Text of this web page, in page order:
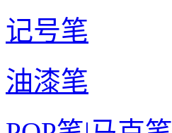
记号笔
油漆笔